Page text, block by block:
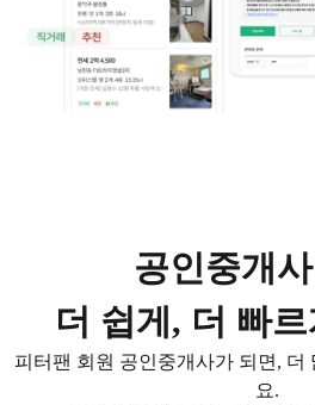
공인중개
더 쉽게, 더 빠르
피터팬 회원 공인중개사가 되면, 더
요.